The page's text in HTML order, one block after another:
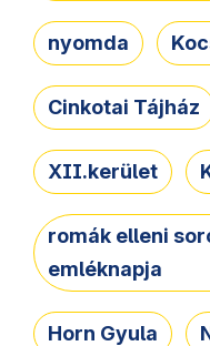
nyomda
Cinkotai Tájház
XII.kerület
romák elleni
emléknapja
Horn Gyula